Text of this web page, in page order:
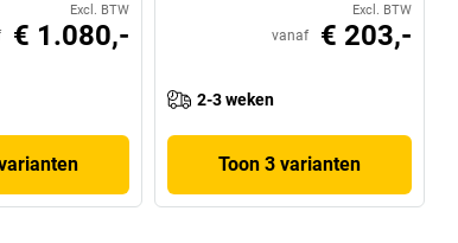
Excl. BTW
€ 1.080,-
Excl. BTW
vanaf € 203,-
2-3 weken
Toon 3 varianten